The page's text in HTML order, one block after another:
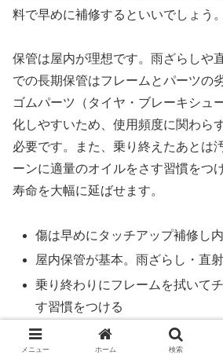
料で早めに補修するといいでしょう。
保管は屋内が理想です。雨ざらしや
での長期保管はフレームとパーツの
ゴムパーツ（タイヤ・ブレーキシュ
化しやすいため、使用頻度に関わら
必要です。また、乗り終えたあとは
ーンに適量のオイルをさす習慣をつ
寿命を大幅に延ばせます。
傷は早めにタッチアップ補修し
屋内保管が基本。雨ざらし・直
乗り終わりにフレームを拭いて
す習慣をつける
タイヤ・ブレーキシューなどゴ
状態確認が必要
メニュー ホーム 検索